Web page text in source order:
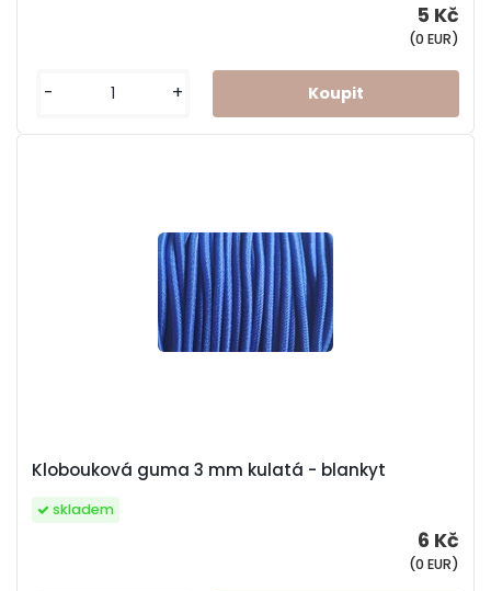
5 Kč
(0 EUR)
- +
Klobouková guma 3 mm kulatá - blankyt
6 Kč
(0 EUR)
skladem